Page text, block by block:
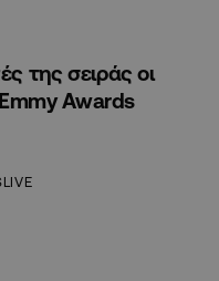
της σειράς οι
Awards